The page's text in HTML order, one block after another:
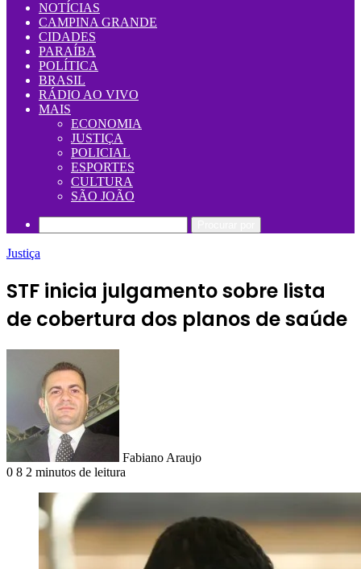
NOTÍCIAS
CAMPINA GRANDE
CIDADES
PARAÍBA
POLÍTICA
BRASIL
RÁDIO AO VIVO
MAIS
ECONOMIA
JUSTIÇA
POLICIAL
ESPORTES
CULTURA
SÃO JOÃO
Justiça
STF inicia julgamento sobre lista
de cobertura dos planos de saúde
Fabiano Araujo
0 8 2 minutos de leitura